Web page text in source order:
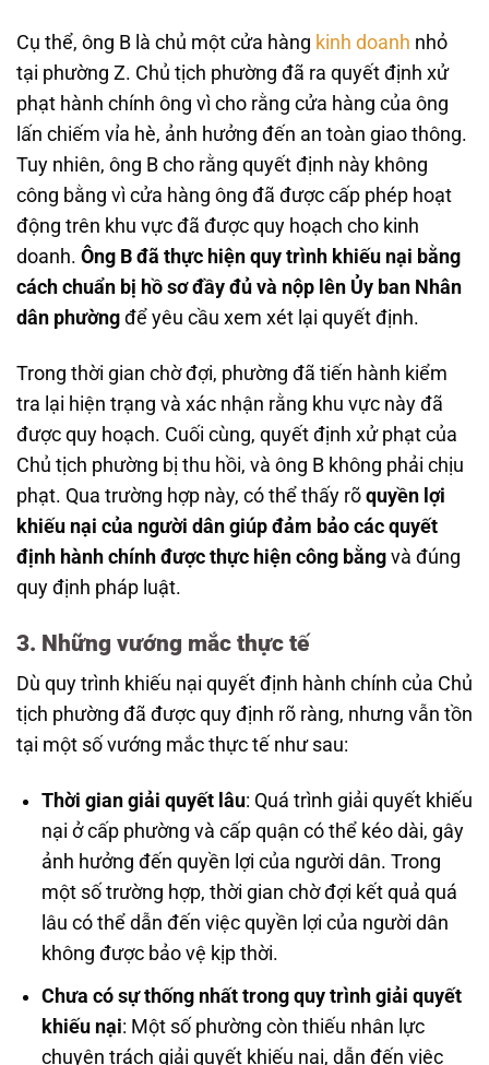
Cụ thể, ông B là chủ một cửa hàng kinh doanh nhỏ
tại phường Z. Chủ tịch phường đã ra quyết định xử
phạt hành chính ông vì cho rằng cửa hàng của ông
lấn chiếm vỉa hè, ảnh hưởng đến an toàn giao thông.
Tuy nhiên, ông B cho rằng quyết định này không
công bằng vì cửa hàng ông đã được cấp phép hoạt
động trên khu vực đã được quy hoạch cho kinh
doanh. Ông B đã thực hiện quy trình khiếu nại bằng
cách chuẩn bị hồ sơ đầy đủ và nộp lên Ủy ban Nhân
dân phường để yêu cầu xem xét lại quyết định.
Trong thời gian chờ đợi, phường đã tiến hành kiểm
tra lại hiện trạng và xác nhận rằng khu vực này đã
được quy hoạch. Cuối cùng, quyết định xử phạt của
Chủ tịch phường bị thu hồi, và ông B không phải chịu
phạt. Qua trường hợp này, có thể thấy rõ quyền lợi
khiếu nại của người dân giúp đảm bảo các quyết
định hành chính được thực hiện công bằng và đúng
quy định pháp luật.
3. Những vướng mắc thực tế
Dù quy trình khiếu nại quyết định hành chính của Chủ
tịch phường đã được quy định rõ ràng, nhưng vẫn tồn
tại một số vướng mắc thực tế như sau:
Thời gian giải quyết lâu: Quá trình giải quyết khiếu
nại ở cấp phường và cấp quận có thể kéo dài, gây
ảnh hưởng đến quyền lợi của người dân. Trong
một số trường hợp, thời gian chờ đợi kết quả quá
lâu có thể dẫn đến việc quyền lợi của người dân
không được bảo vệ kịp thời.
Chưa có sự thống nhất trong quy trình giải quyết
khiếu nại: Một số phường còn thiếu nhân lực
chuyên trách giải quyết khiếu nại, dẫn đến việc